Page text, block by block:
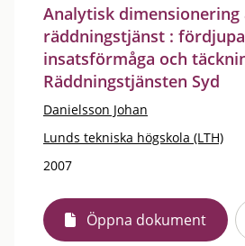
Analytisk dimensionering
räddningstjänst :
insatsförmåga och
Räddningstjänsten Syd
Danielsson Johan
Lunds tekniska högskola (LTH)
2007
Öppna dokument